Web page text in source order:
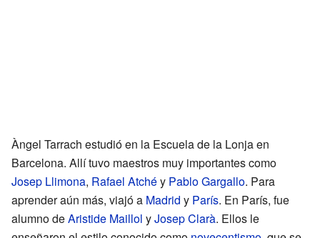
Àngel Tarrach estudió en la Escuela de la Lonja en
Barcelona. Allí tuvo maestros muy importantes como
Josep Llimona, Rafael Atchéy Pablo Gargallo. Para
aprender aún más, viajó a Madrid y París. En París, fue
alumno deAristide Maillol yJosep Clarà. Ellos le